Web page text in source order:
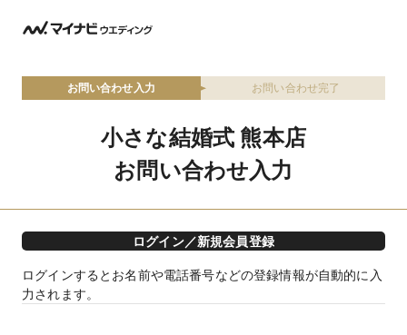
お問い合わせ入力 お問い合わせ完了
小さな結婚式 熊本店
お問い合わせ入力
ログイン／新規会員登録
ログインするとお名前や電話番号などの登録情報が自動的に入
力されます。